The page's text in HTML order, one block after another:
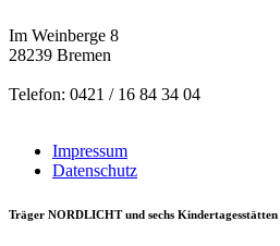
Im Weinberge 8
28239 Bremen
Telefon: 0421 / 16 84 34 04
Impressum
Datenschutz
Träger NORDLICHT und sechs Kindertagesstätten